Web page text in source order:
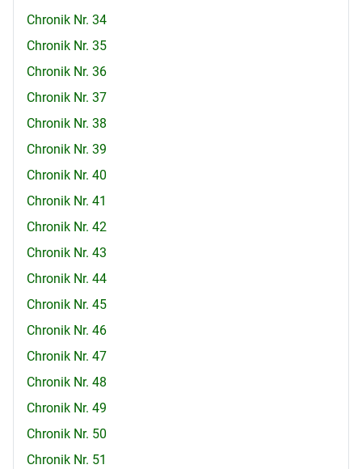
Chronik Nr. 34
Chronik Nr. 35
Chronik Nr. 36
Chronik Nr. 37
Chronik Nr. 38
Chronik Nr. 39
Chronik Nr. 40
Chronik Nr. 41
Chronik Nr. 42
Chronik Nr. 43
Chronik Nr. 44
Chronik Nr. 45
Chronik Nr. 46
Chronik Nr. 47
Chronik Nr. 48
Chronik Nr. 49
Chronik Nr. 50
Chronik Nr. 51